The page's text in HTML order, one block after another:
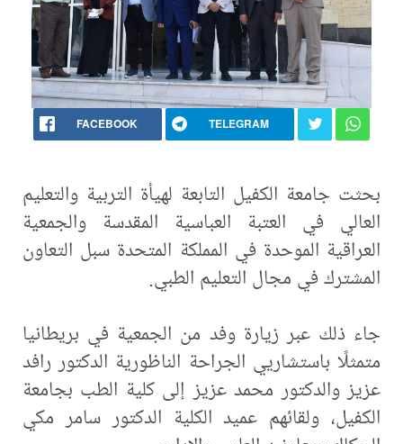
FACEBOOK TELEGRAM
بحثت جامعة الكفيل التابعة لهيأة التربية والتعليم
العالي في العتبة العباسية المقدسة والجمعية
العراقية الموحدة في المملكة المتحدة سبل التعاون
المشترك في مجال التعليم الطبي.
جاء ذلك عبر زيارة وفد من الجمعية في بريطانيا
متمثلًا باستشاريي الجراحة الناظورية الدكتور رافد
عزيز والدكتور محمد عزيز إلى كلية الطب بجامعة
الكفيل، ولقائهم عميد الكلية الدكتور سامر مكي